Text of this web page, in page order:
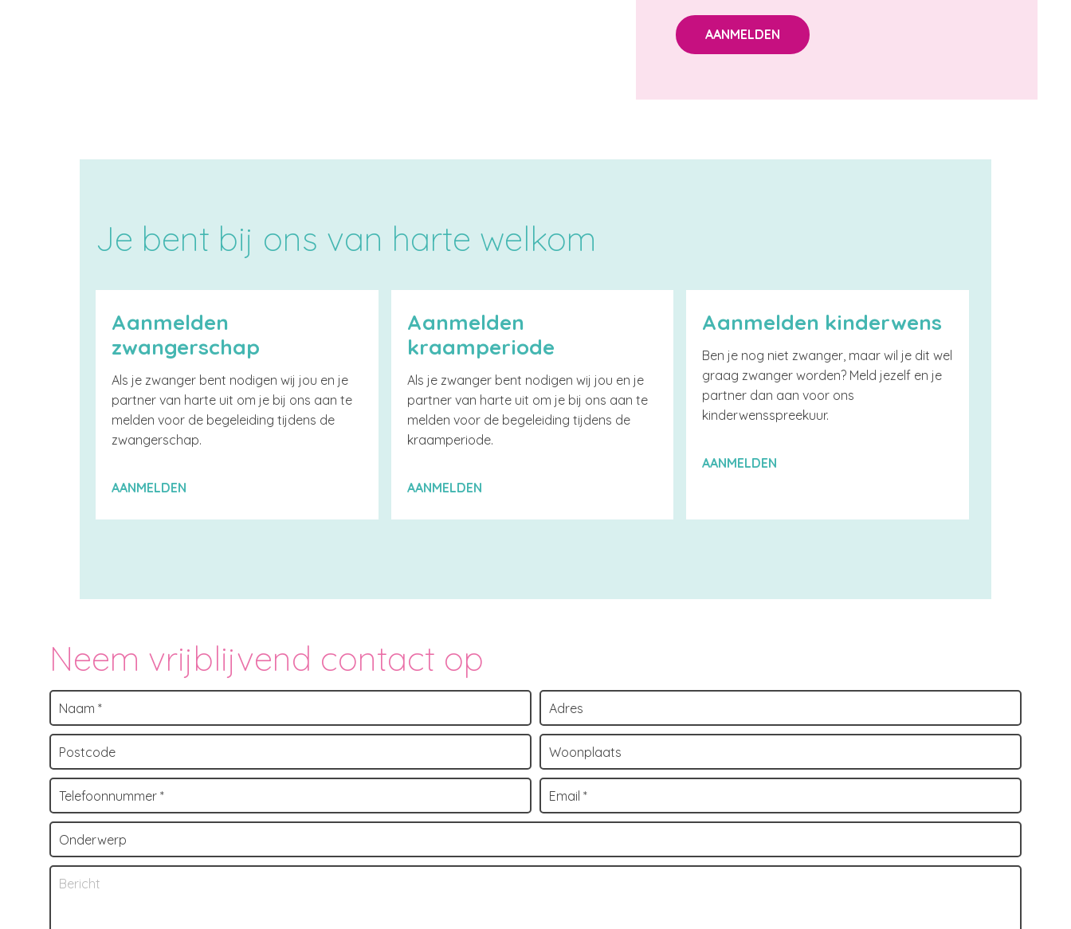
AANMELDEN
Je bent bij ons van harte welkom
Aanmelden
zwangerschap
Als je zwanger bent nodigen wij jou en je
partner van harte uit om je bij ons aan te
melden voor de begeleiding tijdens de
zwangerschap.
AANMELDEN
Aanmelden
kraamperiode
Als je zwanger bent nodigen wij jou en je
partner van harte uit om je bij ons aan te
melden voor de begeleiding tijdens de
kraamperiode.
AANMELDEN
Aanmelden kinderwens
Ben je nog niet zwanger, maar wil je dit wel
graag zwanger worden? Meld jezelf en je
partner dan aan voor ons
kinderwensspreekuur.
AANMELDEN
Neem vrijblijvend contact op